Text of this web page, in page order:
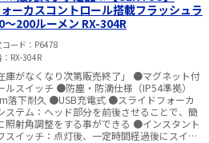
ーカスコントロール搭載フラッシュラ
200ルーメン RX-304R
コード
P6478
RX-304R
庫がなくなり次第販売終了」 ●マグネット付
ルスイッチ ●防塵・防滴仕様（IP54準拠）
落下耐久 ●USB充電式 ●スライドフォーカ
ステム：ヘッド部分を前後させることで、簡
照射角調整をする事ができる ●インスタント
スイッチ：点灯後、一定時間経過後にスイッ